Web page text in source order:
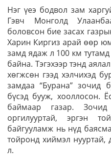
Нэг үеэ бодвол зам
Гэвч Монголд
боловсон бие засах
Харин Киргиз арай өөр
замд ядаж л 100 км
байна. Тэгэхээр тэнд
хөгжсөн гээд хэлчихэд
замдаа “Бурана” зочид
бүсэд бууж, хооллосон.
баймаар газар.
оргилууртай, эргэн
байгууламж нь нүд
тойронд хиймэл
л.